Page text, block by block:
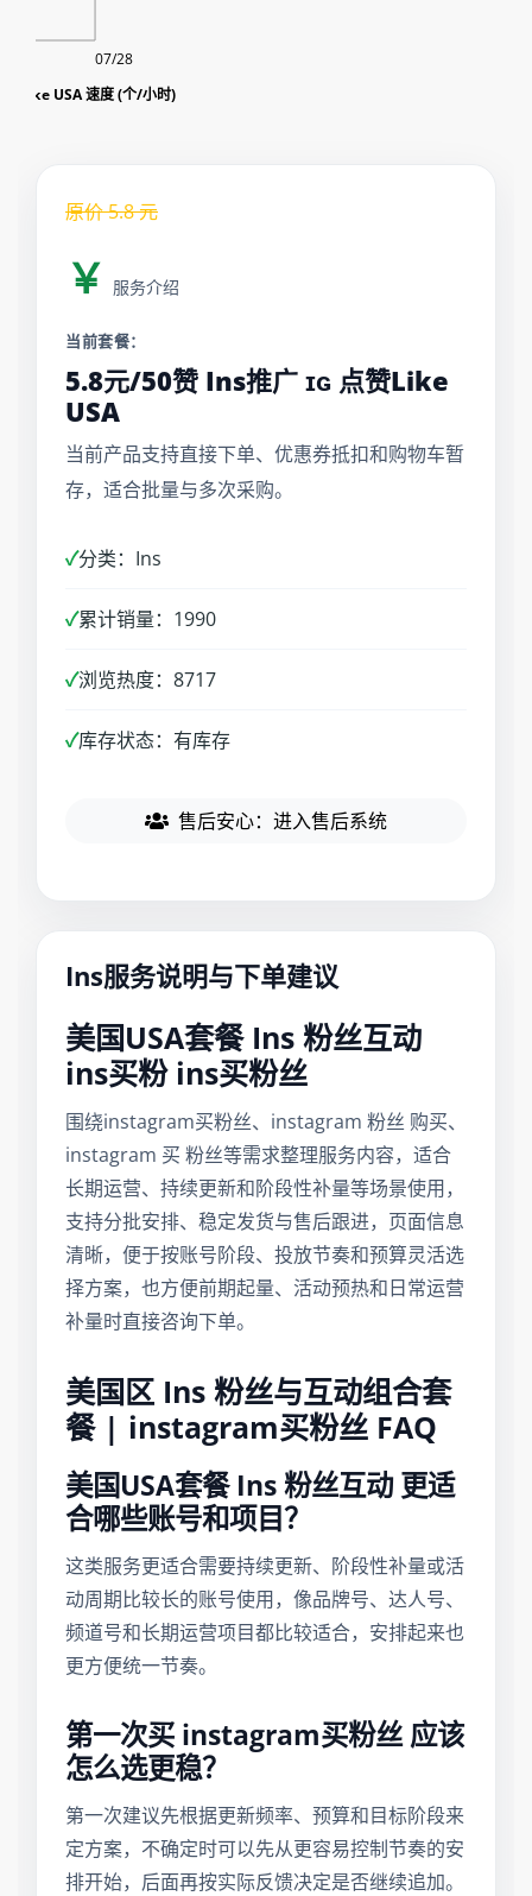
赞Like USA 速度 (个/小时)
07/28
原价5.8元
￥ 服务介绍
当前套餐：
5.8元/50赞 Ins推广 ɪɢ 点赞Like
USA
当前产品支持直接下单、优惠券抵扣和购物车暂
存，适合批量与多次采购。
✓分类：Ins
✓累计销量：1990
✓浏览热度：8717
✓库存状态：有库存
售后安心：进入售后系统
Ins服务说明与下单建议
美国USA套餐 Ins 粉丝互动
ins买粉 ins买粉丝
围绕instagram买粉丝、instagram 粉丝 购买、
instagram 买 粉丝等需求整理服务内容，适合
长期运营、持续更新和阶段性补量等场景使用，
支持分批安排、稳定发货与售后跟进，页面信息
清晰，便于按账号阶段、投放节奏和预算灵活选
择方案，也方便前期起量、活动预热和日常运营
补量时直接咨询下单。
美国区 Ins 粉丝与互动组合套
餐 | instagram买粉丝 FAQ
美国USA套餐 Ins 粉丝互动 更适
合哪些账号和项目？
这类服务更适合需要持续更新、阶段性补量或活
动周期比较长的账号使用，像品牌号、达人号、
频道号和长期运营项目都比较适合，安排起来也
更方便统一节奏。
第一次买 instagram买粉丝 应该
怎么选更稳？
第一次建议先根据更新频率、预算和目标阶段来
定方案，不确定时可以先从更容易控制节奏的安
排开始，后面再按实际反馈决定是否继续追加。